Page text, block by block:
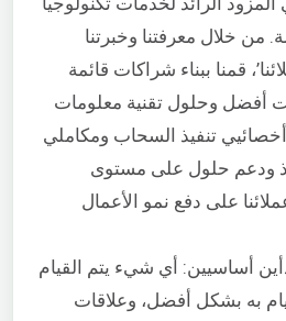
من خلال معرفتنا وخبرتنا
قمنا ببناء شراكات قائمة
أفضل وحلول تقنية معلومات
تنفيذ السحاب ومكاملي
ودعم حلول على مستوى
على دفع نمو الأعمال
أساسيين: أي شيء يتم القيام
به بشكل أفضل، وعلاقات